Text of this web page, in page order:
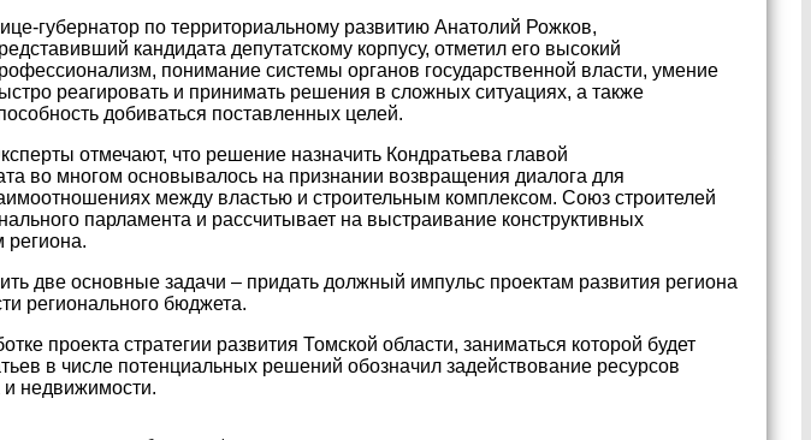
губернатор по территориальному развитию Анатолий Рожков,
кандидата депутатскому корпусу, отметил его высокий
понимание системы органов государственной власти, умение
реагировать и принимать решения в сложных ситуациях, а также
добиваться поставленных целей.
отмечают, что решение назначить Кондратьева главой
во многом основывалось на признании возвращения диалога для
между властью и строительным комплексом. Союз строителей
парламента и рассчитывает на выстраивание конструктивных
две основные задачи – придать должный импульс проектам развития региона
регионального бюджета.
проекта стратегии развития Томской области, заниматься которой будет
в числе потенциальных решений обозначил задействование ресурсов
и недвижимости.